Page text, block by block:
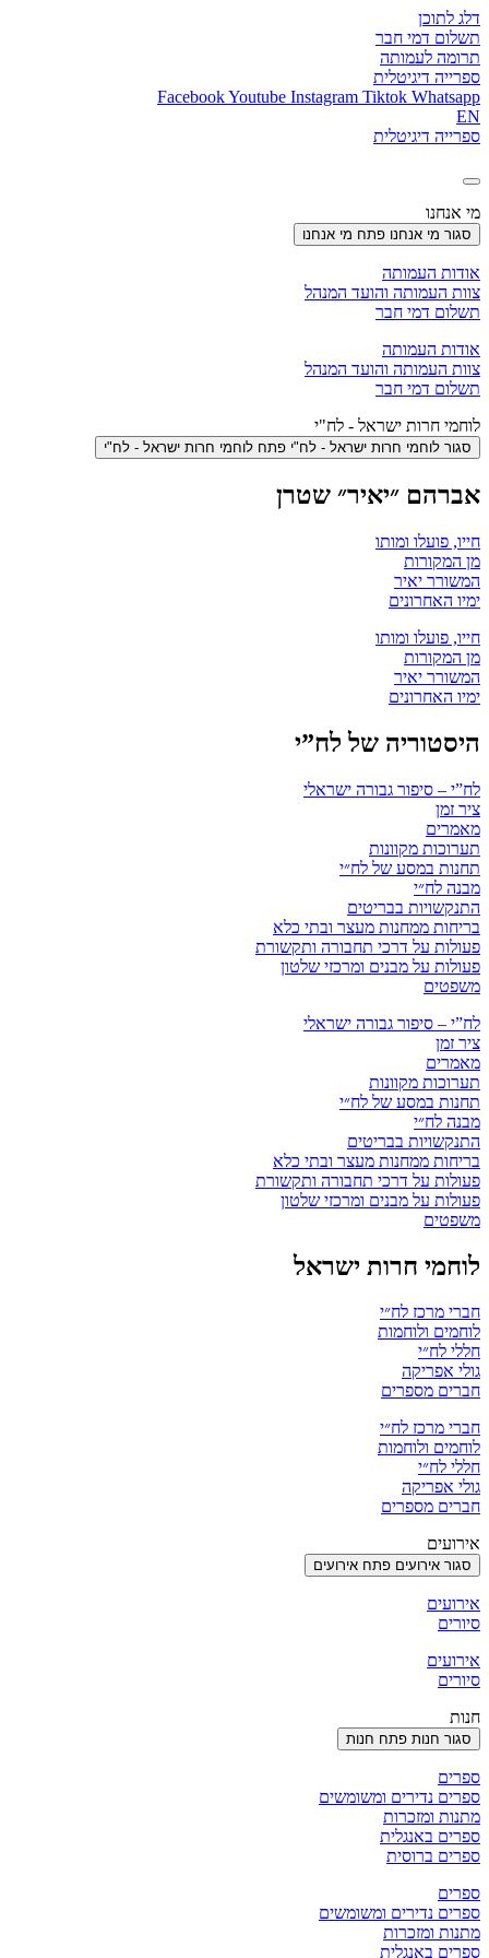
דלג לתוכן
תשלום דמי חבר
תרומה לעמותה
ספרייה דיגיטלית
FacebookYoutube Instagram Tiktok Whatsapp
EN
ספרייה דיגיטלית
מי אנחנו
סגור מי אנחנו פתח מי אנחנו
אודות העמותה
צוות העמותה והועד המנהל
תשלום דמי חבר
אודות העמותה
צוות העמותה והועד המנהל
תשלום דמי חבר
לוחמי חרות ישראל - לח"י
סגור לוחמי חרות ישראל - לח"י פתח לוחמי חרות ישראל - לח"י
אברהם ״יאיר״ שטרן
חייו, פועלו ומותו
מן המקורות
המשורר יאיר
ימיו האחרונים
חייו, פועלו ומותו
מן המקורות
המשורר יאיר
ימיו האחרונים
היסטוריה של לח”י
לח”י – סיפור גבורה ישראלי
ציר זמן
מאמרים
תערוכות מקוונות
תחנות במסע של לח״י
מבנה לח״י
התנקשויות בבריטים
בריחות ממחנות מעצר ובתי כלא
פעולות על דרכי תחבורה ותקשורת
פעולות על מבנים ומרכזי שלטון
משפטים
לח”י – סיפור גבורה ישראלי
ציר זמן
מאמרים
תערוכות מקוונות
תחנות במסע של לח״י
מבנה לח״י
התנקשויות בבריטים
בריחות ממחנות מעצר ובתי כלא
פעולות על דרכי תחבורה ותקשורת
פעולות על מבנים ומרכזי שלטון
משפטים
לוחמי חרות ישראל
חברי מרכז לח״י
לוחמים ולוחמות
חללי לח״י
גולי אפריקה
חברים מספרים
חברי מרכז לח״י
לוחמים ולוחמות
חללי לח״י
גולי אפריקה
חברים מספרים
אירועים
סגור אירועים פתח אירועים
אירועים
סיורים
אירועים
סיורים
חנות
סגור חנות פתח חנות
ספרים
ספרים נדירים ומשומשים
מתנות ומזכרות
ספרים באנגלית
ספרים ברוסית
ספרים
ספרים נדירים ומשומשים
מתנות ומזכרות
ספרים באנגלית